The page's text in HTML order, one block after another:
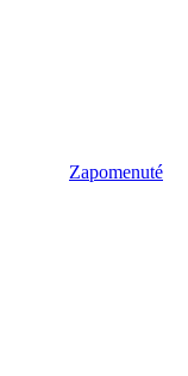
Zapomenuté